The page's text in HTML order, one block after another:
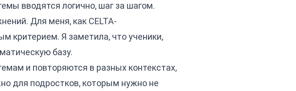
вводятся логично, шаг за шагом.
Для меня, как CELTA-
критерием. Я заметила, что ученики,
базу.
и повторяются в разных контекстах,
для подростков, которым нужно не